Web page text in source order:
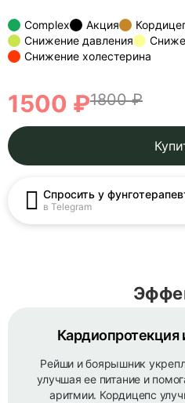
Complex Акция
Снижение давления
Снижение холестерина
1500 ₽1800 ₽
Спросить у
в Telegram
Кардиопротекция
Рейши и боярышник
улучшая ее питание и
аритмии. Кордицепс